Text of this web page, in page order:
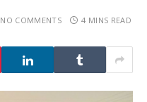
NO COMMENTS 4 MINS READ